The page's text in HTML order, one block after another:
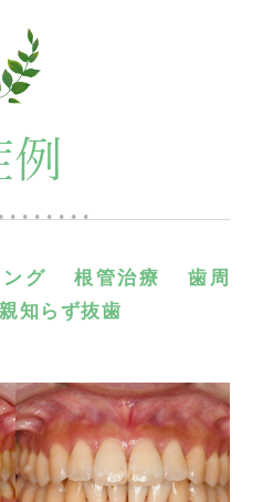
例
グ 根管治療
歯周
親知らず抜歯